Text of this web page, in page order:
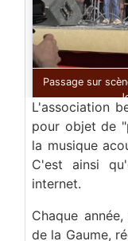
Passage sur
L'association
pour objet de
la musique
C'est ainsi
internet.
Chaque
de la Gaume,